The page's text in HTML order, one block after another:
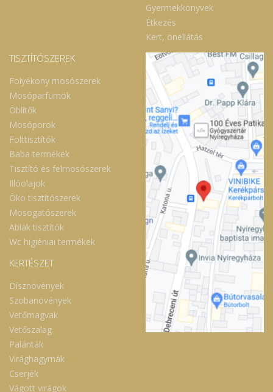
Gyermekkönyvek
Étkezés
Kert, önellátás
TISZTÍTÓSZEREK
Folyékony mosószerek
Mosóparfümök
Öblítők
Mosóporok
Folttisztítók
Baba termékek
Tisztító és felmosószerek
Illóolajok
Öko tisztítószerek
Mosogatószerek
Ablak tisztítók
Wc higiéniai termékek
KERTÉSZET
Dísznövények
Szobanövények
Vetőmagvak
Vetőszalag
Palánták
Virághagymák
Cserjék
Vágott virágok